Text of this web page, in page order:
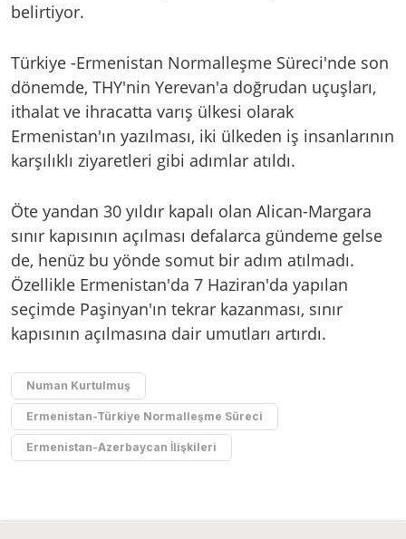
belirtiyor.
Türkiye -Ermenistan Normalleşme Süreci'nde son
dönemde, THY'nin Yerevan'a doğrudan uçuşları,
ithalat ve ihracatta varış ülkesi olarak
Ermenistan'ın yazılması, iki ülkeden iş insanlarının
karşılıklı ziyaretleri gibi adımlar atıldı.
Öte yandan 30 yıldır kapalı olan Alican-Margara
sınır kapısının açılması defalarca gündeme gelse
de, henüz bu yönde somut bir adım atılmadı.
Özellikle Ermenistan'da 7 Haziran'da yapılan
seçimde Paşinyan'ın tekrar kazanması, sınır
kapısının açılmasına dair umutları artırdı.
Numan Kurtulmuş
Ermenistan-Türkiye Normalleşme Süreci
Ermenistan-Azerbaycan İlişkileri